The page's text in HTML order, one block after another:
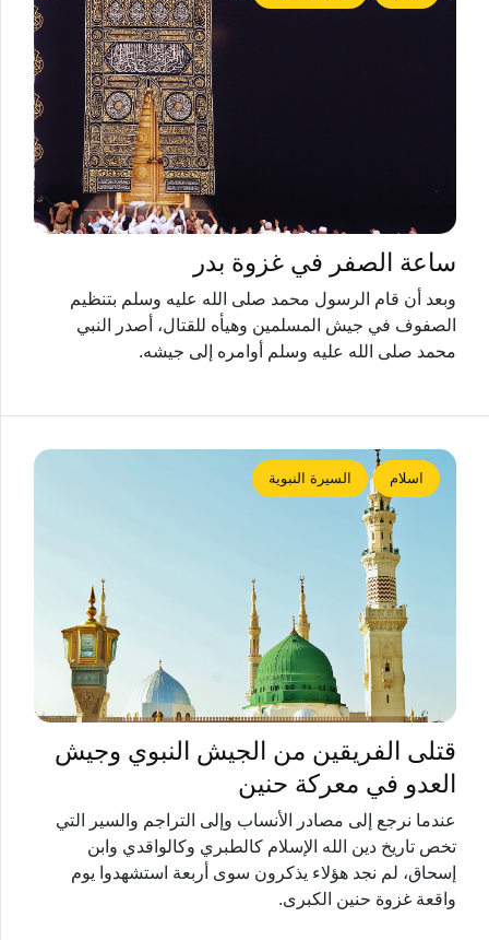
ساعة الصفر في غزوة بدر
وبعد أن قام الرسول محمد صلى الله عليه وسلم بتنظيم
الصفوف في جيش المسلمين وهيأه للقتال، أصدر النبي
محمد صلى الله عليه وسلم أوامره إلى جيشه.
اسلام السيرة النبوية
قتلى الفريقين من الجيش النبوي وجيش
العدو في معركة حنين
عندما نرجع إلى مصادر الأنساب وإلى التراجم والسير التي
تخص تاريخ دين الله الإسلام كالطبري وكالواقدي وابن
إسحاق، لم نجد هؤلاء يذكرون سوى أربعة استشهدوا يوم
واقعة غزوة حنين الكبرى.